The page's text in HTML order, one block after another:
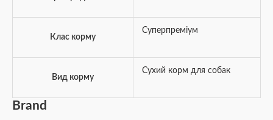
Клас корму
Суперпреміум
Вид корму
Сухий корм для собак
Brand